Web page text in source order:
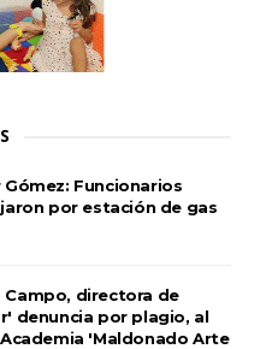
Gómez: Funcionarios
por estación de gas
Campo, directora de
denuncia por plagio, al
'Maldonado Arte